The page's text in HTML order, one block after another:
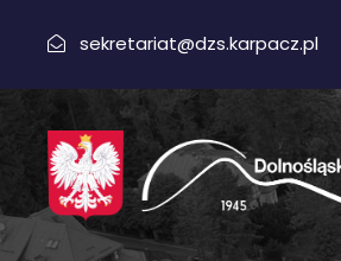
sekretariat@dzs.karpacz.pl